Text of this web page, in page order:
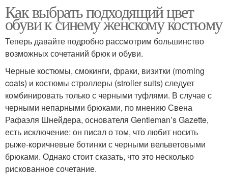
Как выбрать подходящий цвет
обуви к синему женскому костюму
Теперь давайте подробно рассмотрим большинство
возможных сочетаний брюк и обуви.
Черные костюмы, смокинги, фраки, визитки (morning
coats) и костюмы строллеры (stroller suits) следует
комбинировать только с черными туфлями. В случае с
черными непарными брюками, по мнению Свена
Рафаэля Шнейдера, основателя Gentleman’s Gazette,
есть исключение: он писал о том, что любит носить
рыже-коричневые ботинки с черными вельветовыми
брюками. Однако стоит сказать, что это несколько
рискованное сочетание.